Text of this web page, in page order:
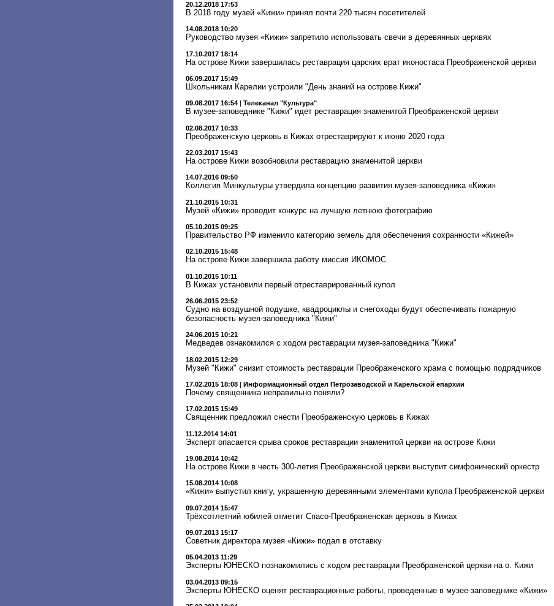
20.12.2018 17:53
В 2018 году музей «Кижи» принял почти 220 тысяч посетителей
14.08.2018 10:20
Руководство музея «Кижи» запретило использовать свечи в деревянных церквях
17.10.2017 18:14
На острове Кижи завершилась реставрация царских врат иконостаса Преображенской церкви
06.09.2017 15:49
Школьникам Карелии устроили "День знаний на острове Кижи"
09.08.2017 16:54 Телеканал "Культура"
В музее-заповеднике "Кижи" идет реставрация знаменитой Преображенской церкви
02.08.2017 10:33
Преображенскую церковь в Кижах отреставрируют к июню 2020 года
22.03.2017 15:43
На острове Кижи возобновили реставрацию знаменитой церкви
14.07.2016 09:50
Коллегия Минкультуры утвердила концепцию развития музея-заповедника «Кижи»
21.10.2015 10:31
Музей «Кижи» проводит конкурс на лучшую летнюю фотографию
05.10.2015 09:25
Правительство РФ изменило категорию земель для обеспечения сохранности «Кижей»
02.10.2015 15:48
На острове Кижи завершила работу миссия ИКОМОС
01.10.2015 10:11
В Кижах установили первый отреставрированный купол
26.06.2015 23:52
Cудно на воздушной подушке, квадроциклы и снегоходы будут обеспечивать пожарную
безопасность музея-заповедника "Кижи"
24.06.2015 10:21
Медведев ознакомился с ходом реставрации музея-заповедника "Кижи"
18.02.2015 12:29
Музей "Кижи" снизит стоимость реставрации Преображенского храма с помощью подрядчиков
17.02.2015 18:08 | Информационный отдел Петрозаводской и Карельской епархии
Почему священника неправильно поняли?
17.02.2015 15:49
Священник предложил снести Преображенскую церковь в Кижах
11.12.2014 14:01
Эксперт опасается срыва сроков реставрации знаменитой церкви на острове Кижи
19.08.2014 10:42
На острове Кижи в честь 300-летия Преображенской церкви выступит симфонический оркестр
15.08.2014 10:08
«Кижи» выпустил книгу, украшенную деревянными элементами купола Преображенской церкви
09.07.2014 15:47
Трёхсотлетний юбилей отметит Спасо-Преображенская церковь в Кижах
09.07.2013 15:17
Советник директора музея «Кижи» подал в отставку
05.04.2013 11:29
Эксперты ЮНЕСКО познакомились с ходом реставрации Преображенской церкви на о. Кижи
03.04.2013 09:15
Эксперты ЮНЕСКО оценят реставрационные работы, проведенные в музее-заповеднике «Кижи»